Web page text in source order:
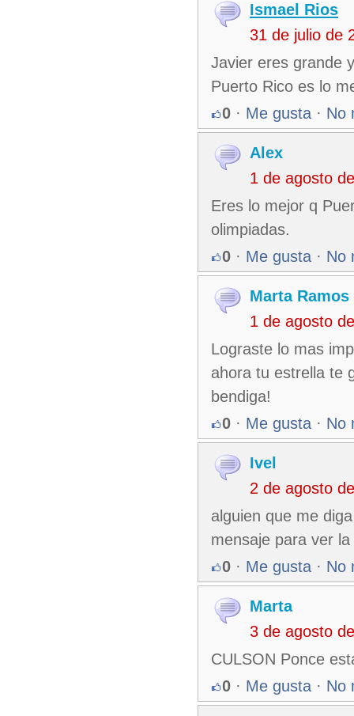
Ismael Rios
31 de julio de
Javier eres grande
Puerto Rico es lo
0 · Me gusta · No
Alex
1 de agosto
Eres lo mejor q
olimpiadas.
0 · Me gusta · No
Marta Ramos
1 de agosto
Lograste lo mas
ahora tu estrella te
bendiga!
0 · Me gusta · No
Ivel
2 de agosto
alguien que me
mensaje para ver
0 · Me gusta · No
Marta
3 de agosto
CULSON Ponce
0 · Me gusta · No